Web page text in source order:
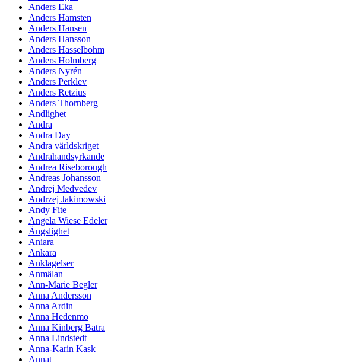
Anders Eka
Anders Hamsten
Anders Hansen
Anders Hansson
Anders Hasselbohm
Anders Holmberg
Anders Nyrén
Anders Perklev
Anders Retzius
Anders Thornberg
Andlighet
Andra
Andra Day
Andra världskriget
Andrahandsyrkande
Andrea Riseborough
Andreas Johansson
Andrej Medvedev
Andrzej Jakimowski
Andy Fite
Angela Wiese Edeler
Ängslighet
Aniara
Ankara
Anklagelser
Anmälan
Ann-Marie Begler
Anna Andersson
Anna Ardin
Anna Hedenmo
Anna Kinberg Batra
Anna Lindstedt
Anna-Karin Kask
Annat